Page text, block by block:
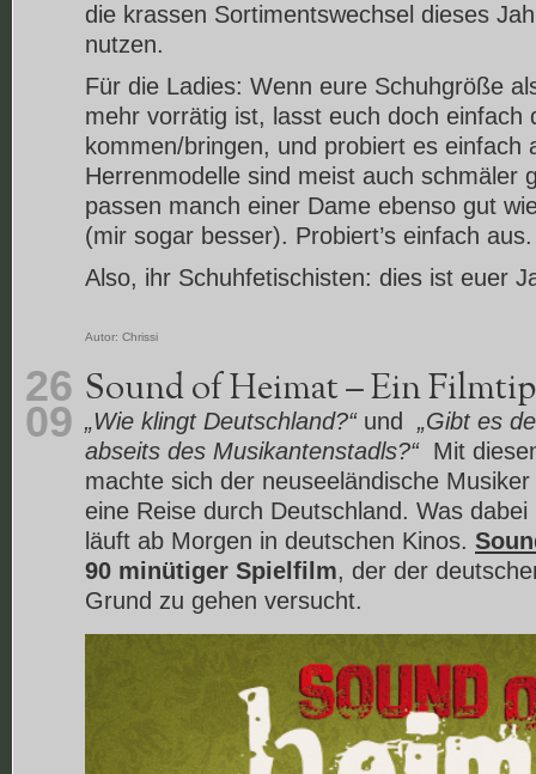
die krassen Sortimentswechsel dieses
nutzen.
Für die Ladies: Wenn eure Schuhgröße
mehr vorrätig ist, lasst euch doch einfach
kommen/bringen, und probiert es einfach
Herrenmodelle sind meist auch schmäler
passen manch einer Dame ebenso gut
(mir sogar besser). Probiert’s einfach aus.
Also, ihr Schuhfetischisten: dies ist euer
Autor: Chrissi
26
09
Sound of Heimat – Ein
„Wie klingt Deutschland?“und
„Gibt es
abseits des Musikantenstadls?“Mit
machte sich der neuseeländische
eine Reise durch Deutschland. Was
läuft ab Morgen in deutschen Kinos.
90 minütiger Spielfilm, der der
Grund zu gehen versucht.